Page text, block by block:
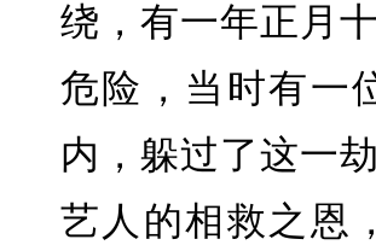
绕，有一年正月
危险，当时有一
内，躲过了这一
艺人的相救之恩